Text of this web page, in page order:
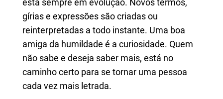
está sempre em evolução. Novos termos,
gírias e expressões são criadas ou
reinterpretadas a todo instante. Uma boa
amiga da humildade é a curiosidade. Quem
não sabe e deseja saber mais, está no
caminho certo para se tornar uma pessoa
cada vez mais letrada.